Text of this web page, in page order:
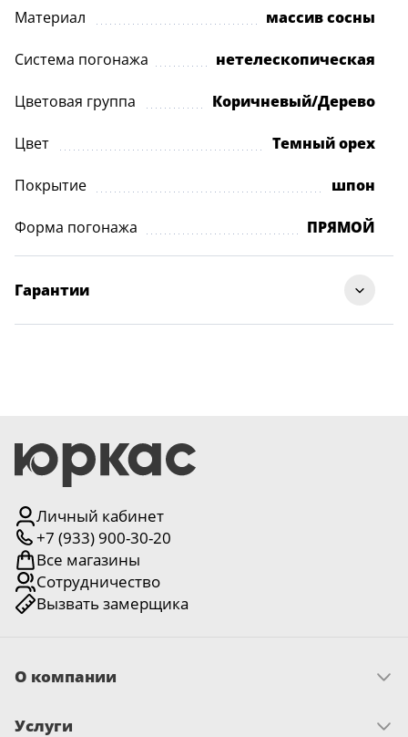
Материал массив сосны
Система погонажа нетелескопическая
Цветовая группа Коричневый/Дерево
Цвет Темный орех
Покрытие шпон
Форма погонажа ПРЯМОЙ
Гарантии
Личный кабинет
+7 (933) 900-30-20
Все магазины
Сотрудничество
Вызвать замерщика
О компании
Миссия и ценности
Услуги